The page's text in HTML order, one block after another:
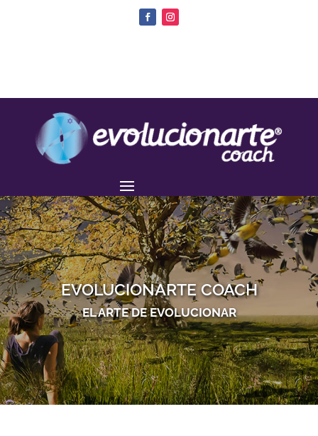
EVOLUCIONARTE COACH
EL ARTE DE EVOLUCIONAR